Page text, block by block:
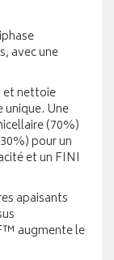
avec une
et nettoie
Une
(70%)
pour un
et un FINI
apaisants
augmente le